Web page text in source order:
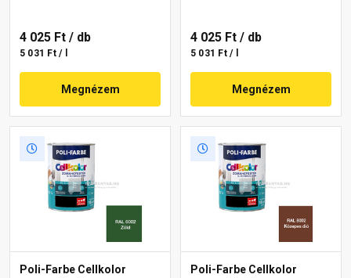
4 025 Ft / db
5 031 Ft / l
Megnézem
4 025 Ft / db
5 031 Ft / l
Megnézem
Poli-Farbe Cellkolor
Poli-Farbe Cellkolor